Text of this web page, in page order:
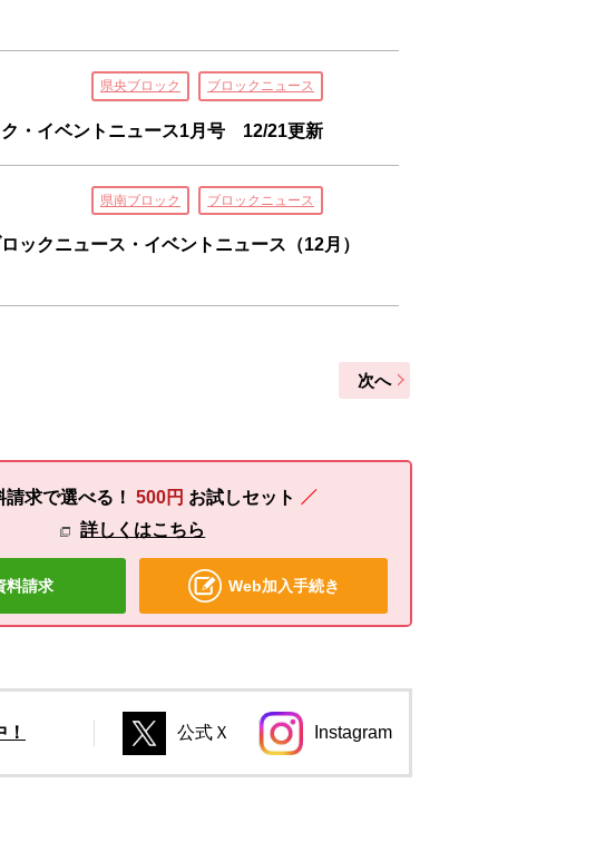
県央ブロック ブロックニュース
・イベントニュース1月号 12/21更新
県南ブロック ブロックニュース
ックニュース・イベントニュース（12月）
次へ
請求で選べる！ 500円 お試しセット
詳しくはこちら
料請求 Web加入手続き
別のウィンドウで開きます。
公式Ｘ
別のウィンドウで開きます。
別のウィンドウで開きます。
Instagram
別のウィンドウで開きます。